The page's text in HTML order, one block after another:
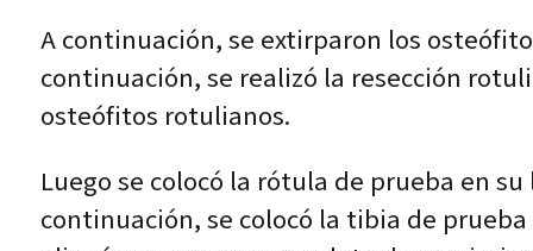
A continuación, se extirparon los
continuación, se realizó la resección
osteófitos rotulianos.
Luego se colocó la rótula de prueba en
continuación, se colocó la tibia de